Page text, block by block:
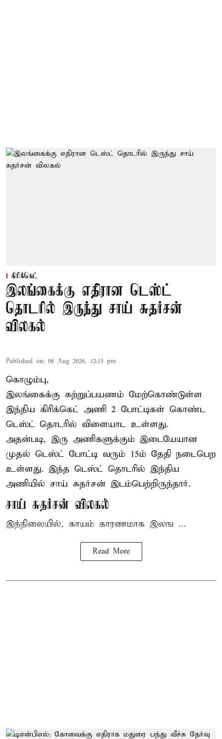
கிரிக்கெட்
இலங்கைக்கு எதிரான டெஸ்ட்
தொடரில் இருந்து சாய் சுதர்சன்
விலகல்
Published on: 08 Aug 2026, 12:15 pm
கொழும்பு,
இலங்கைக்கு சுற்றுப்பயணம் மேற்கொண்டுள்ள
இந்திய கிரிக்கெட் அணி 2 போட்டிகள் கொண்ட
டெஸ்ட் தொடரில் விளையாட உள்ளது.
அதன்படி, இரு அணிகளுக்கும் இடையேயான
முதல் டெஸ்ட் போட்டி வரும் 15ம் தேதி நடைபெற
உள்ளது. இந்த டெஸ்ட் தொடரில் இந்திய
அணியில் சாய் சுதர்சன் இடம்பெற்றிருந்தார்.
சாய் சுதர்சன் விலகல்
இந்நிலையில், காயம் காரணமாக இலங ...
Read More